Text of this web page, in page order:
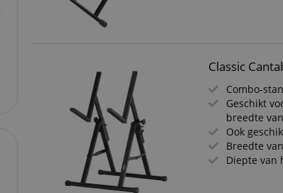
Classic
Combo-
Geschikt
breedte
Ook
Breedte
Diepte van